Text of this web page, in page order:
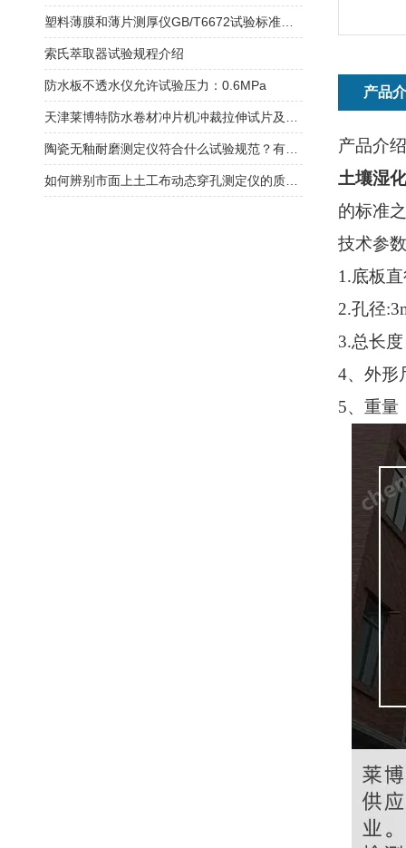
产品
产品介
土壤湿
的标准
技术参数
1.底板
2.孔径
3.总长
4、外形
5、重量
索氏萃取器试验规程介绍
防水板不透水仪允许试验压力：0.6MPa